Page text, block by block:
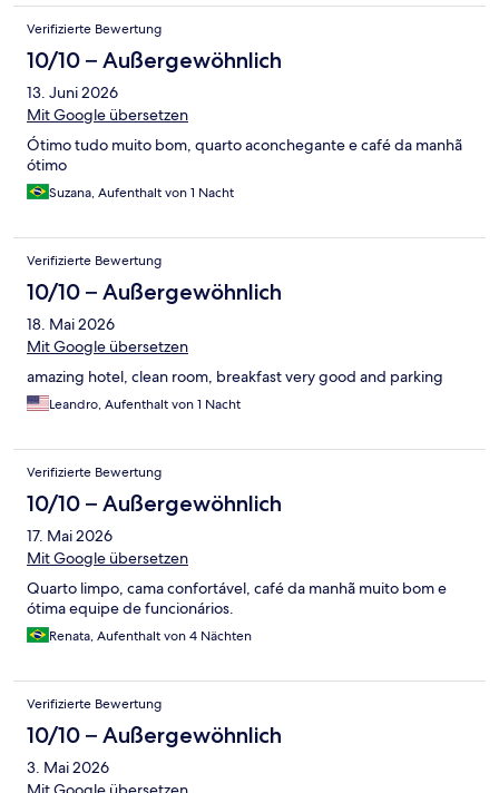
Verifizierte Bewertung
10/10 – Außergewöhnlich
13. Juni 2026
Mit Google übersetzen
Ótimo tudo muito bom, quarto aconchegante e café da manhã
ótimo
Suzana, Aufenthalt von 1 Nacht
Verifizierte Bewertung
10/10 – Außergewöhnlich
18. Mai 2026
Mit Google übersetzen
amazing hotel, clean room, breakfast very good and parking
Leandro, Aufenthalt von 1 Nacht
Verifizierte Bewertung
10/10 – Außergewöhnlich
17. Mai 2026
Mit Google übersetzen
Quarto limpo, cama confortável, café da manhã muito bom e
ótima equipe de funcionários.
Renata, Aufenthalt von 4 Nächten
Verifizierte Bewertung
10/10 – Außergewöhnlich
3. Mai 2026